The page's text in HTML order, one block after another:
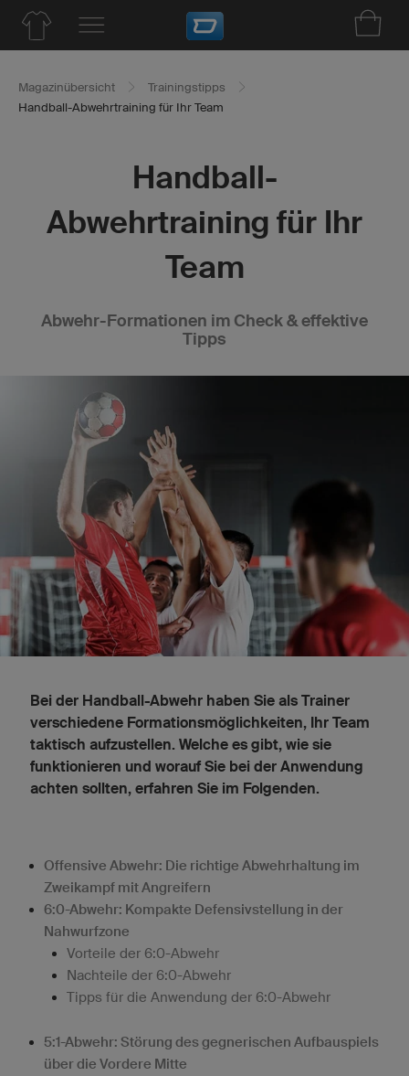
Magazinübersicht
Trainingstipps
Handball-Abwehrtraining für Ihr Team
Handball-
Abwehrtraining für Ihr
Team
Abwehr-Formationen im Check & effektive
Tipps
Bei der Handball-Abwehr haben Sie als Trainer
verschiedene Formationsmöglichkeiten, Ihr Team
taktisch aufzustellen. Welche es gibt, wie sie
funktionieren und worauf Sie bei der Anwendung
achten sollten, erfahren Sie im Folgenden.
Offensive Abwehr: Die richtige Abwehrhaltung im
Zweikampf mit Angreifern
6:0-Abwehr: Kompakte Defensivstellung in der
Nahwurfzone
Vorteile der 6:0-Abwehr
Nachteile der 6:0-Abwehr
Tipps für die Anwendung der 6:0-Abwehr
5:1-Abwehr: Störung des gegnerischen Aufbauspiels
über die Vordere Mitte